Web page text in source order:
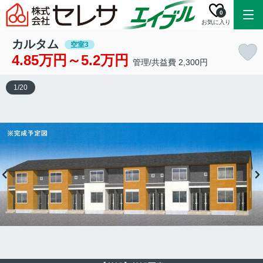
お気に入り
0
カルタム 空室3
4.85万円～5.2万円 管理/共益費 2,300円
1/20